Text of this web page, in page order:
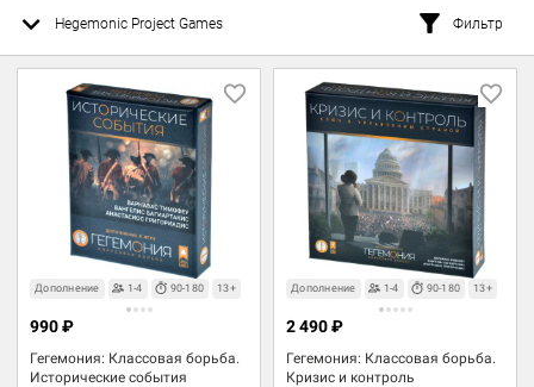
Hegemonic Project Games Фильтр
Дополнение 1-4 90-180 13+
Гегемония: Классовая борьба.
Исторические события
990 ₽
Дополнение 1-4 90-180 13+
Гегемония: Классовая борьба.
Кризис и контроль
2 490 ₽